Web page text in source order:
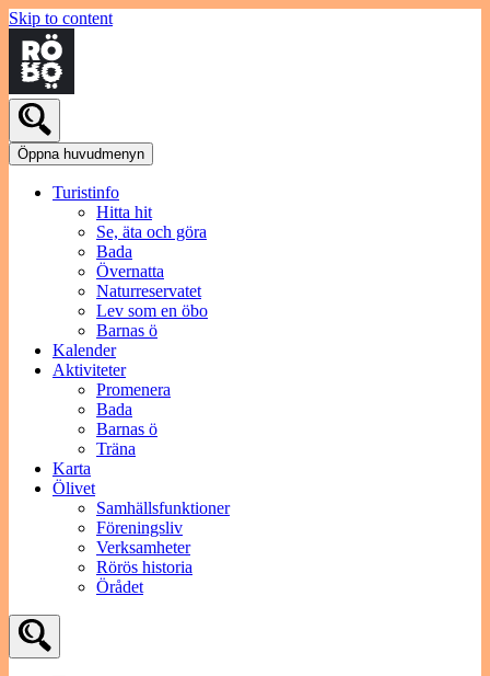
Skip to content
Öppna huvudmenyn
Turistinfo
Hitta hit
Se, äta och göra
Bada
Övernatta
Naturreservatet
Lev som en öbo
Barnas ö
Kalender
Aktiviteter
Promenera
Bada
Barnas ö
Träna
Karta
Ölivet
Samhällsfunktioner
Föreningsliv
Verksamheter
Rörös historia
Örådet